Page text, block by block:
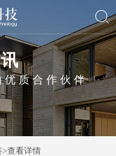
优质合作伙伴
>查看详情